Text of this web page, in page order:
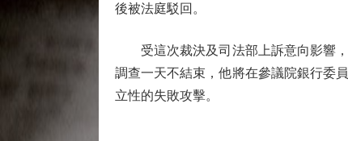
後被法庭駁回。
受這次裁決及司法部上訴意向影響，
調查一天不結束，他將在參議院銀行委
立性的失敗攻擊。